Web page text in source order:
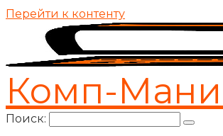
Перейти к контенту
Комп-
Поиск: